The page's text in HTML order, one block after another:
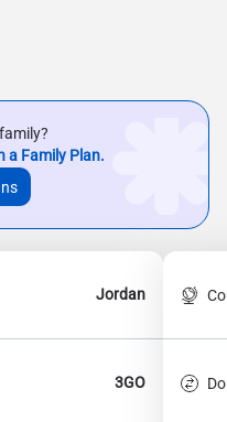
a Family Plan.
Jordan
3GO